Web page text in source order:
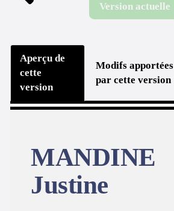
Version actuelle
Aperçu de
cette
version
Modifs apportées
par cette version
MANDINE
Justine